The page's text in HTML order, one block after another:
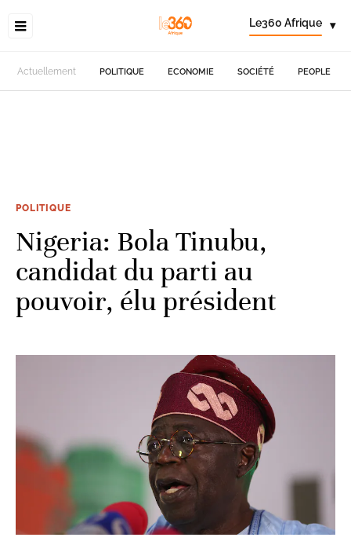
Le360 Afrique ▾
Actuellement POLITIQUE ECONOMIE SOCIÉTÉ PEOPLE
POLITIQUE
Nigeria: Bola Tinubu,
candidat du parti au
pouvoir, élu président